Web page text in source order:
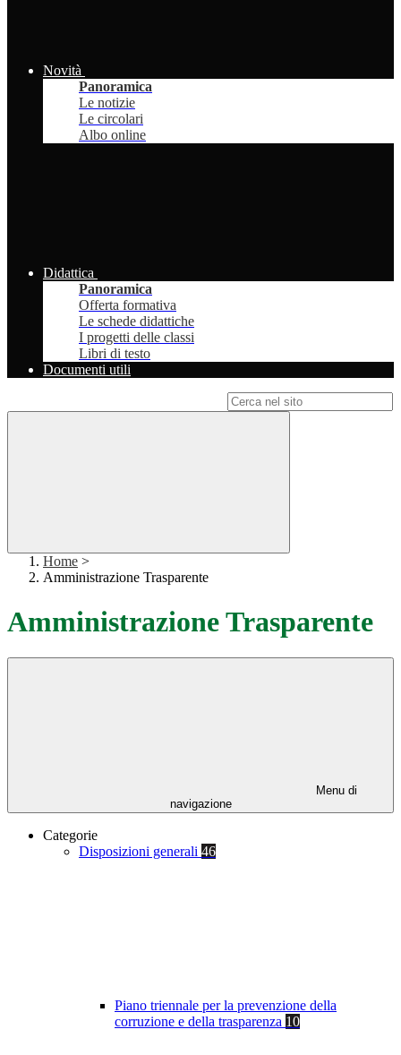
Novità
Panoramica
Le notizie
Le circolari
Albo online
Didattica
Panoramica
Offerta formativa
Le schede didattiche
I progetti delle classi
Libri di testo
Documenti utili
Home >
Amministrazione Trasparente
Amministrazione Trasparente
Menu di
navigazione
Categorie
Disposizioni generali 46
Piano triennale per la prevenzione della
corruzione e della trasparenza 10